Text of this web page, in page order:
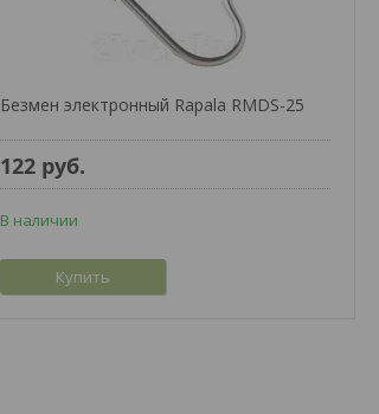
Безмен электронный Rapala RMDS-25
122 руб.
В наличии
Купить